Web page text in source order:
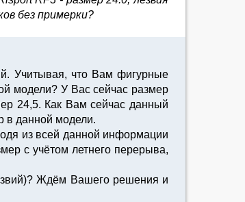
без примерки?
Учитывая, что Вам фигурные
модели? У Вас сейчас размер
24,5. Как Вам сейчас данный
в данной модели.
из всей данной информации
с учётом летнего перерыва,
Ждём Вашего решения и